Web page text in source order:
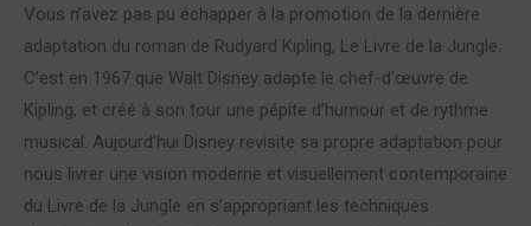
Vous n’avez pas pu échapper à la promotion de la dernière
adaptation du roman de Rudyard Kipling, Le Livre de la Jungle.
C’est en 1967 que Walt Disney adapte le chef-d’œuvre de
Kipling, et créé à son tour une pépite d’humour et de rythme
musical. Aujourd’hui Disney revisite sa propre adaptation pour
nous livrer une vision moderne et visuellement contemporaine
du Livre de la Jungle en s’appropriant les techniques